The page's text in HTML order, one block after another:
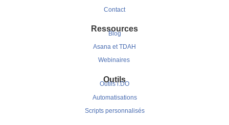
Contact
Ressources
Blog
Asana et TDAH
Webinaires
Outils
Outils i.DO
Automatisations
Scripts personnalisés